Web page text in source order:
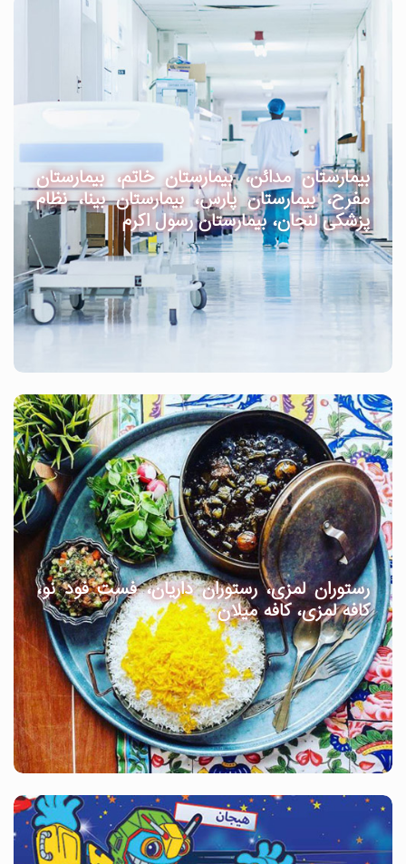
بیمارستان مدائن، بیمارستان خاتم، بیمارستان
مفرح، بیمارستان پارس، بیمارستان بینا، نظام
پزشکی لنجان، بیمارستان رسول اکرم
رستوران لمزی، رستوران داریان، فست فود نو،
کافه لمزی، کافه میلان